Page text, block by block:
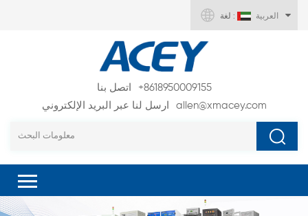
لغة : العربية
اتصل بنا
+8618950009155
ارسل لنا عبر البريد الإلكتروني
allen@xmacey.com